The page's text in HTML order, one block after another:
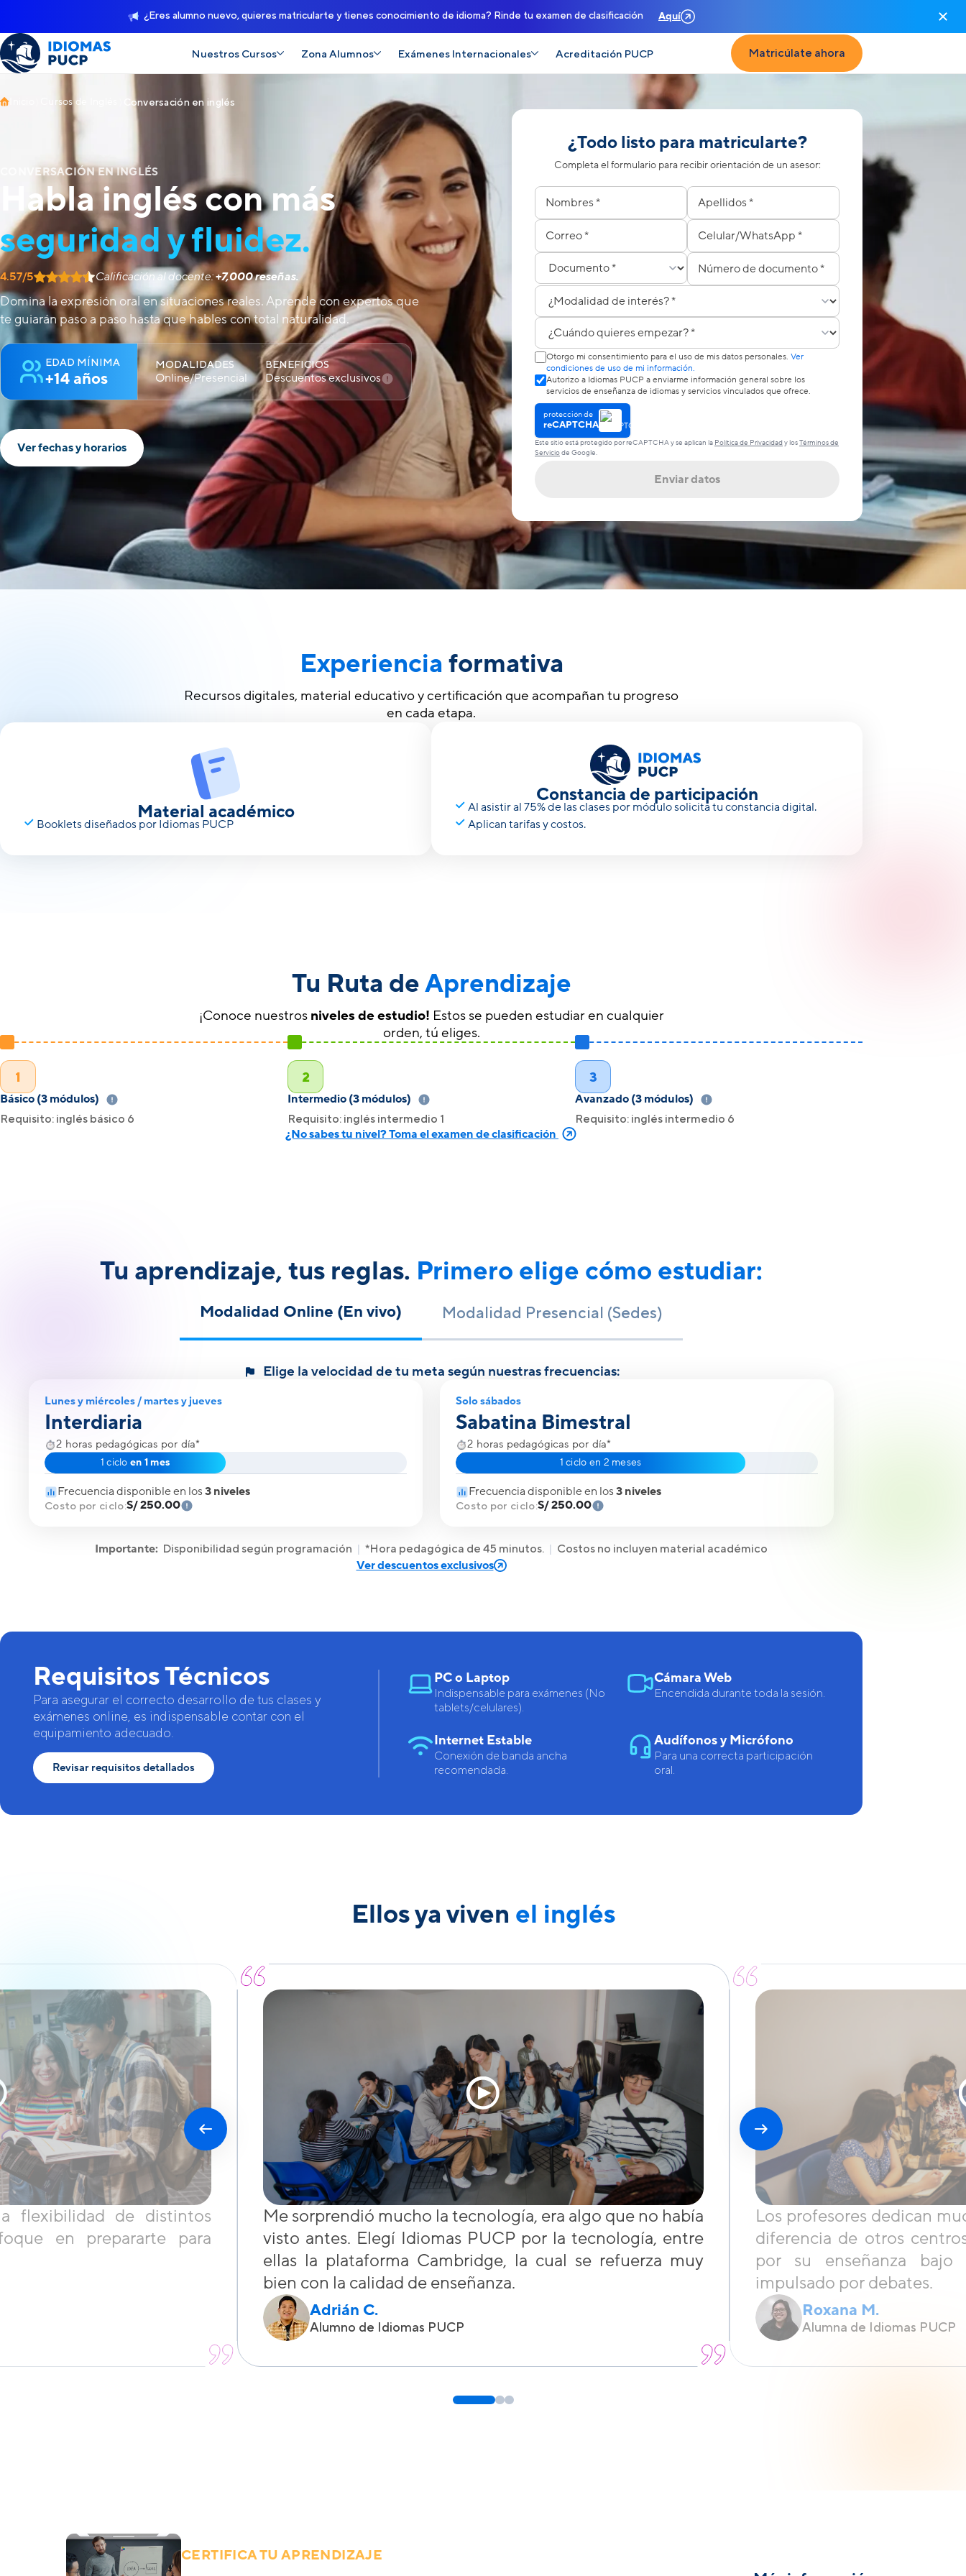
¿Eres alumno nuevo, quieres matricularte y tienes conocimiento de idioma? Rinde tu examen de clasificación Aquí
Nuestros Cursos Zona Alumnos Exámenes Internacionales Acreditación PUCP Matricúlate ahora
Cursos de Inglés Conversación en inglés
CONVERSACIÓN EN INGLÉS
Habla inglés con más
seguridad y fluidez.
4.57/5 Calificación al docente:+7,000 reseñas.
Domina la expresión oral en situaciones reales. Aprende con expertos que
te guiarán paso a paso hasta que hables con total naturalidad.
EDAD MÍNIMA
+14 años
MODALIDADES
Online/Presencial
BENEFICIOS
Descuentos exclusivos
Ver fechas y horarios
¿Todo listo para matricularte?
Completa el formulario para recibir orientación de un asesor:
Nombres
Apellidos
Correo electrónico
Celular
Tipo de documento
Número de documento
Modalidad de interés
¿Cuándo quieres empezar?
Otorgo mi consentimiento para el uso de mis datos personales. Ver
condiciones de uso de mi información.
Autorizo a Idiomas PUCP a enviarme información general sobre los
servicios de enseñanza de idiomas y servicios vinculados que ofrece.
protección de
reCAPTCHA
Este sitio está protegido por reCAPTCHA y se aplican la Política de Privacidad y losTérminos de
Serviciode Google.
Enviar datos
Experienciaformativa
Recursos digitales, material educativo y certificación que acompañan tu progreso
en cada etapa.
Material académico
Booklets diseñados por Idiomas PUCP
Constancia de participación
Al asistir al 75% de las clases por módulo solicita tu constancia digital.
Aplican tarifas y costos.
Tu Ruta deAprendizaje
¡Conoce nuestros niveles de estudio! Estos se pueden estudiar en cualquier
orden, tú eliges.
1
Básico (3 módulos)
Requisito: inglés básico 6
2
Intermedio (3 módulos)
Requisito: inglés intermedio 1
3
Avanzado (3 módulos)
Requisito: inglés intermedio 6
¿No sabes tu nivel? Toma el examen de clasificación
Tu aprendizaje, tus reglas. Primero elige cómo estudiar:
Modalidad Online (En vivo) Modalidad Presencial (Sedes)
Elige la velocidad de tu meta según nuestras frecuencias:
Lunes y miércoles / martes y jueves
Interdiaria
2 horas pedagógicas por día*
1 ciclo en 1 mes
Frecuencia disponible en los 3 niveles
Costo por ciclo:S/ 250.00
Solo sábados
Sabatina Bimestral
2 horas pedagógicas por día*
1 ciclo en 2 meses
Frecuencia disponible en los 3 niveles
Costo por ciclo:S/ 250.00
Importante: Disponibilidad según programación *Hora pedagógica de 45 minutos. Costos no incluyen material académico
Ver descuentos exclusivos
Requisitos Técnicos
Para asegurar el correcto desarrollo de tus clases y
exámenes online, es indispensable contar con el
equipamiento adecuado.
Revisar requisitos detallados
PC o Laptop
Indispensable para exámenes (No
tablets/celulares).
Cámara Web
Encendida durante toda la sesión.
Internet Estable
Conexión de banda ancha
recomendada.
Audífonos y Micrófono
Para una correcta participación
oral.
Ellos ya viven el inglés
flexibilidad de distintos
en prepararte para
Me sorprendió mucho la tecnología, era algo que no había
visto antes. Elegí Idiomas PUCP por la tecnología, entre
ellas la plataforma Cambridge, la cual se refuerza muy
bien con la calidad de enseñanza.
Adrián C.
Alumno de Idiomas PUCP
Los profesores dedican
diferencia de otros
por su enseñanza bajo
impulsado por debates.
Roxana M.
Alumna de Idiomas PUCP
CERTIFICA TU APRENDIZAJE